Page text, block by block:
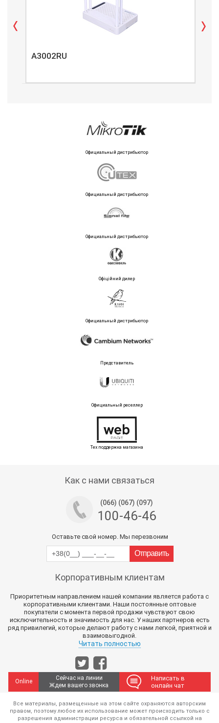
A3002RU
Официальный дистрибьютор
Официальный дистрибьютор
Официальный дистрибьютор
Офіційний дилер
Официальный дистрибьютор
Представитель
Официальный реселлер
Тех поддержка магазина
Как с нами связаться
(066) (067) (097)
100-46-46
Оставьте свой номер. Мы перезвоним
Корпоративным клиентам
Приоритетным направлением нашей компании является работа с
корпоративными клиентами. Наши постоянные оптовые
покупатели с момента первой продажи чувствуют свою
исключительность и значимость для нас. У наших партнеров есть
ряд привилегий, которые делают работу с нами легкой, приятной и
взаимовыгодной.
Читать полностью
Online
Сейчас на линии
Ждем вашего звонка
Написать в
онлайн чат
Все материалы, размещенные на этом сайте охраняются авторским
правом, поэтому любое их использование может происходить только с
разрешения администрации ресурса и обязательной ссылкой на